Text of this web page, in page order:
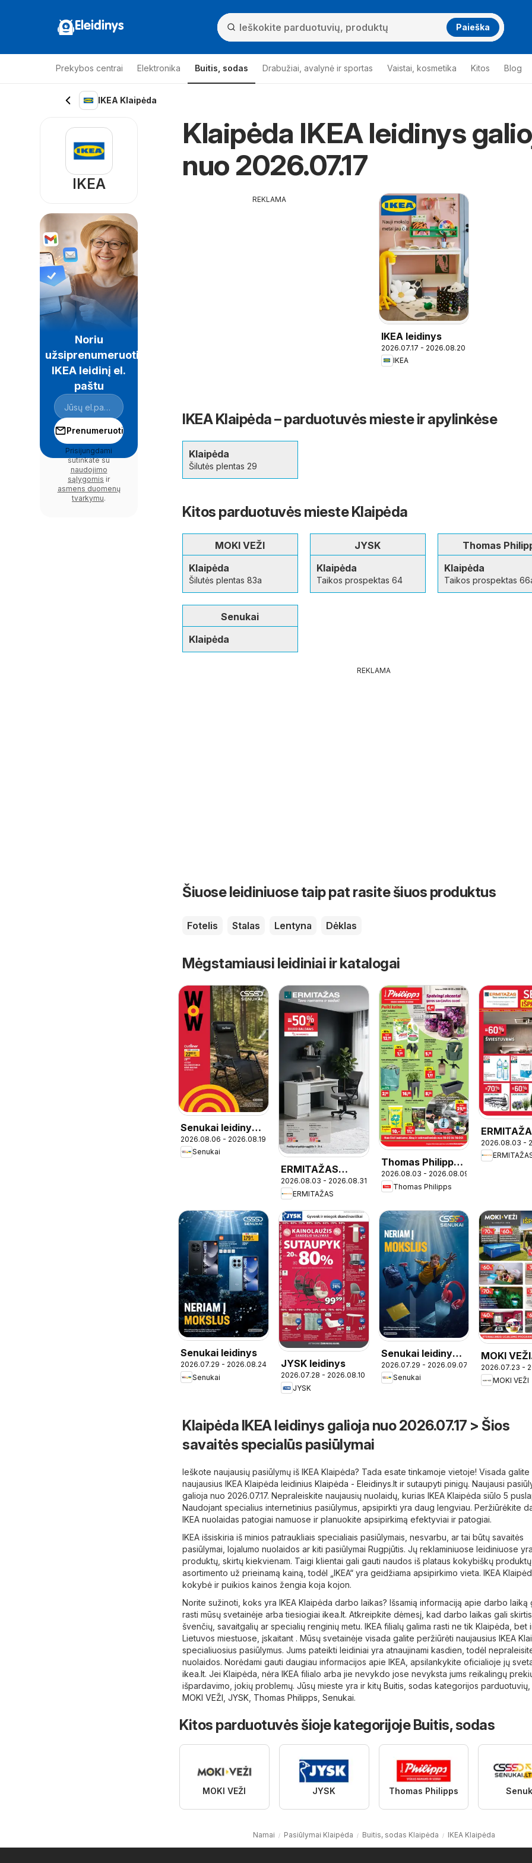
Eleidinys Paieška
Prekybos centrai Elektronika Buitis, sodas Drabužiai, avalynė ir sportas Vaistai, kosmetika Kitos Blog
IKEA Klaipėda
Klaipėda IKEA leidinys
nuo 2026.07.17
REKLAMA
IKEA leidinys
2026.07.17 - 2026.08.20
IKEA
IKEA Klaipėda – parduotuvės mieste ir apylinkėse
Klaipėda
Šilutės plentas 29
Kitos parduotuvės mieste Klaipėda
MOKI VEŽI
Klaipėda
Šilutės plentas 83a
JYSK
Klaipėda
Taikos prospektas 64
Thomas
Klaipėda
Taikos prospektas
Senukai
Klaipėda
REKLAMA
Šiuose leidiniuose taip pat rasite šiuos produktus
Fotelis Stalas Lentyna Dėklas
Mėgstamiausi leidiniai ir katalogai
Senukai leidinys -
Leidinys Nr. 27
2026.08.06 - 2026.08.19
Senukai
ERMITAŽAS
leidinys -
Mokyklinis
katalogas 2026
2026.08.03 - 2026.08.31
ERMITAŽAS
Thomas Philipps
leidinys
2026.08.03 - 2026.08.09
Thomas Philipps
leidinys
2026.08.03 -
Senukai leidinys
2026.07.29 - 2026.08.24
Senukai
JYSK leidinys
2026.07.28 - 2026.08.10
JYSK
Senukai leidinys -
Leidinys Nr. 25
2026.07.29 - 2026.09.07
Senukai
MOKI VEŽI
leidinys
2026.07.23 -
MOKI VEŽI
Klaipėda IKEA leidinys galioja nuo 2026.07.17 > Šios
savaitės specialūs pasiūlymai
Ieškote naujausių pasiūlymų iš IKEA Klaipėda? Tada esate tinkamoje vietoje! Visada galite
naujausius IKEA Klaipėda leidinius Klaipėda - Eleidinys.lt ir sutaupyti pinigų. Naujausi
galioja nuo 2026.07.17. Nepraleiskite naujausių nuolaidų, kurias IKEA Klaipėda siūlo 5
Naudojant specialius internetinius pasiūlymus, apsipirkti yra daug lengviau. Peržiūrėkite
IKEA nuolaidas patogiai namuose ir planuokite apsipirkimą efektyviai ir patogiai.
IKEA išsiskiria iš minios patraukliais specialiais pasiūlymais, nesvarbu, ar tai būtų savaitės
pasiūlymai, lojalumo nuolaidos ar kiti pasiūlymai Rugpjūtis. Jų reklaminiuose leidiniuose
produktų, skirtų kiekvienam. Taigi klientai gali gauti naudos iš plataus kokybiškų produktų
asortimento už prieinamą kainą, todėl „IKEA“ yra geidžiama apsipirkimo vieta. IKEA
kokybė ir puikios kainos žengia koja kojon.
Norite sužinoti, koks yra IKEA Klaipėda darbo laikas? Išsamią informaciją apie darbo laiką
rasti mūsų svetainėje arba tiesiogiai ikea.lt. Atkreipkite dėmesį, kad darbo laikas gali skirtis
švenčių, savaitgalių ar specialių renginių metu. IKEA filialų galima rasti ne tik Klaipėda, bet
Lietuvos miestuose, įskaitant . Mūsų svetainėje visada galite peržiūrėti naujausius IKEA
specialiuosius pasiūlymus. Jums pateikti leidiniai yra atnaujinami kasdien, todėl
nuolaidos. Norėdami gauti daugiau informacijos apie IKEA, apsilankykite oficialioje jų
ikea.lt. Jei Klaipėda, nėra IKEA filialo arba jie nevykdo jose nevyksta jums reikalingų
išpardavimo, jokių problemų. Jūsų mieste yra ir kitų Buitis, sodas kategorijos
MOKI VEŽI, JYSK, Thomas Philipps, Senukai.
Kitos parduotuvės šioje kategorijoje Buitis, sodas
MOKI VEŽI JYSK Thomas Philipps
Namai Pasiūlymai Klaipėda Buitis, sodas Klaipėda IKEA Klaipėda
IKEA
Noriu
užsiprenumeruoti
IKEA leidinį el.
paštu
Prenumeruoti
Prisijungdami
sutinkate su
naudojimo
sąlygomis ir
asmens duomenų
tvarkymu.